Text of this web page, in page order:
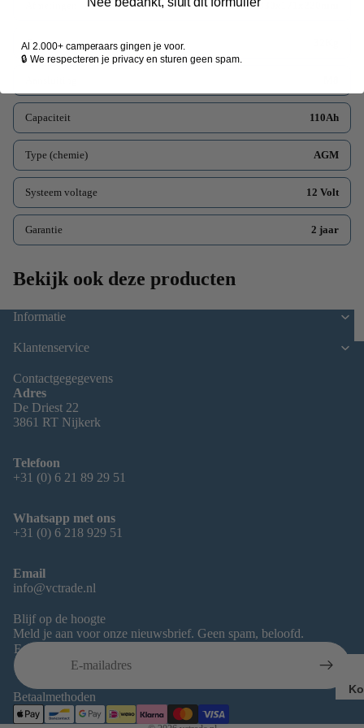
330x171x220mm
Gewicht
Capaciteit 110Ah
Type (chemie) AGM
Systeem voltage 12 Volt
Garantie 2 jaar
Bekijk ook deze producten
Informatie
Klantenservice
Contactgegegevens
Adres
De Driest 22
3861 RT Nijkerk
Telefoon
+31 (0) 6 21 89 29 51
Whatsapp met ons
+31 (0) 6 218 929 51
Email
info@vctrade.nl
Blijf op de hoogte
Meld je aan voor onze nieuwsbrief. Geen spam, beloofd.
E-mail
Betaalmethoden
Terugbetalingsbeleid
Privacybeleid
Algemene voorwaarden
Wettelijke kennisgeving
Contactgegevens
Nee bedankt, sluit dit formulier
Al 2.000+ camperaars gingen je voor.
🔒 We respecteren je privacy en sturen geen spam.